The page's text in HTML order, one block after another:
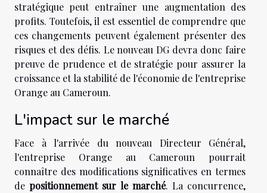
stratégique peut entraîner une augmentation des
profits. Toutefois, il est essentiel de comprendre que
ces changements peuvent également présenter des
risques et des défis. Le nouveau DG devra donc faire
preuve de prudence et de stratégie pour assurer la
croissance et la stabilité de l'économie de l'entreprise
Orange au Cameroun.
L'impact sur le marché
Face à l'arrivée du nouveau Directeur Général,
l'entreprise Orange au Cameroun pourrait
connaître des modifications significatives en termes
de positionnement sur le marché. La concurrence,